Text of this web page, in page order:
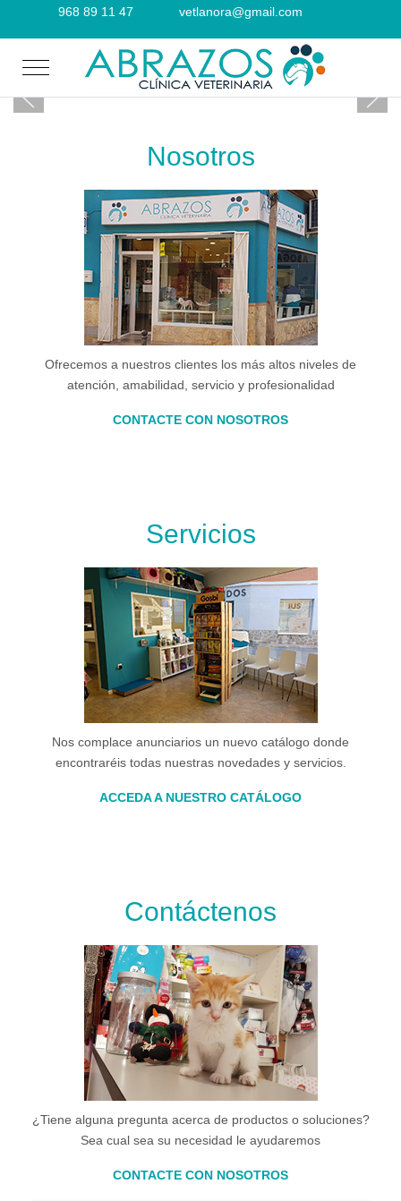
968 89 11 47 vetlanora@gmail.com
Mobile Menu Toggle
Nosotros
Ofrecemos a nuestros clientes los más altos niveles de
atención, amabilidad, servicio y profesionalidad
CONTACTE CON NOSOTROS
Servicios
Nos complace anunciarios un nuevo catálogo donde
encontraréis todas nuestras novedades y servicios.
ACCEDA A NUESTRO CATÁLOGO
Contáctenos
¿Tiene alguna pregunta acerca de productos o soluciones?
Sea cual sea su necesidad le ayudaremos
CONTACTE CON NOSOTROS